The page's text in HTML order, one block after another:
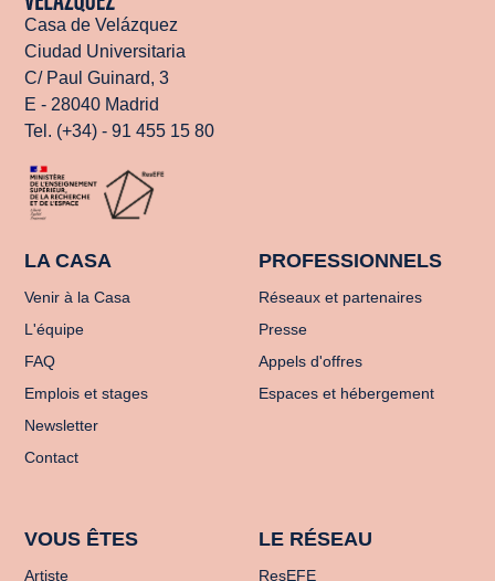
Casa de Velázquez
Ciudad Universitaria
C/ Paul Guinard, 3
E - 28040 Madrid
Tel. (+34) - 91 455 15 80
LA CASA
Venir à la Casa
L'équipe
FAQ
Emplois et stages
Newsletter
Contact
PROFESSIONNELS
Réseaux et partenaires
Presse
Appels d'offres
Espaces et hébergement
VOUS ÊTES
Artiste
LE RÉSEAU
ResEFE